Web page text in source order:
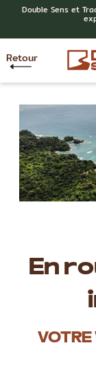
Double Sens et
Retour
En
VOTRE